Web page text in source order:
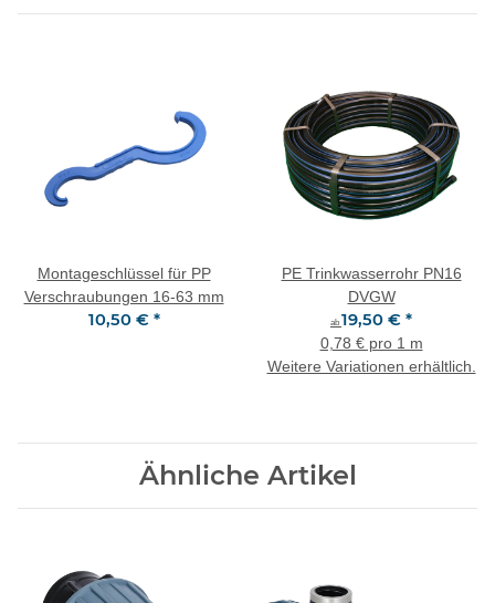
Montageschlüssel für PP
Verschraubungen 16-63 mm
10,50 € *
PE Trinkwasserrohr PN16
DVGW
ab 19,50 € *
0,78 € pro 1 m
Weitere Variationen erhältlich.
Ähnliche Artikel